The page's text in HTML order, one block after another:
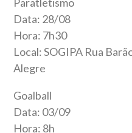
Data: 28/08
Hora: 7h30
Local: SOGIPA Rua
Alegre
Goalball
Data: 03/09
Hora: 8h